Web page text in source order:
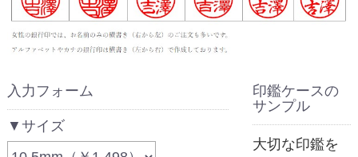
入力フォーム
▼サイズ
印鑑ケースの
サンプル
大切な印鑑を